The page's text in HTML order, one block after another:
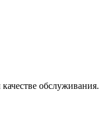
обслуживания.